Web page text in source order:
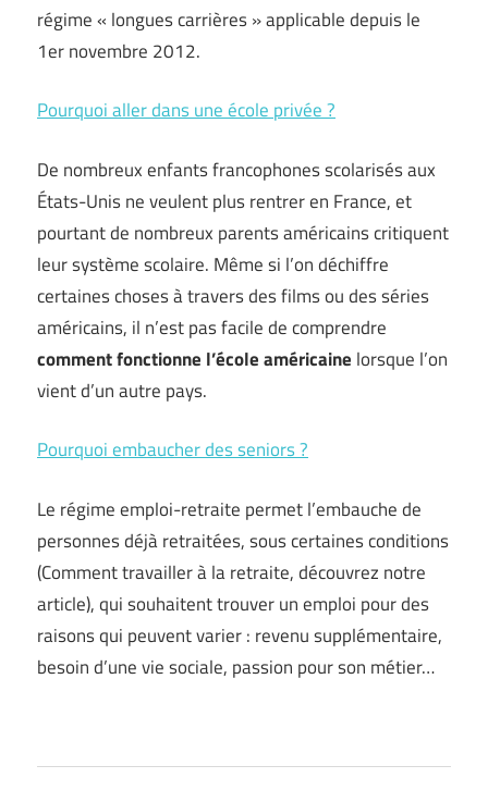
régime « longues carrières » applicable depuis le
1er novembre 2012.
Pourquoi aller dans une école privée ?
De nombreux enfants francophones scolarisés aux
États-Unis ne veulent plus rentrer en France, et
pourtant de nombreux parents américains critiquent
leur système scolaire. Même si l’on déchiffre
certaines choses à travers des films ou des séries
américains, il n’est pas facile de comprendre
comment fonctionne l’école américaine lorsque l’on
vient d’un autre pays.
Pourquoi embaucher des seniors ?
Le régime emploi-retraite permet l’embauche de
personnes déjà retraitées, sous certaines conditions
(Comment travailler à la retraite, découvrez notre
article), qui souhaitent trouver un emploi pour des
raisons qui peuvent varier : revenu supplémentaire,
besoin d’une vie sociale, passion pour son métier…